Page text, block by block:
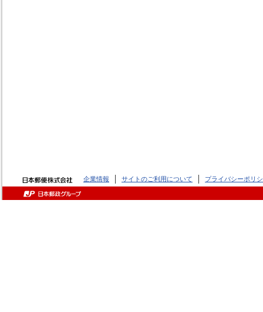
企業情報 サイトのご利用について プライバシーポリ